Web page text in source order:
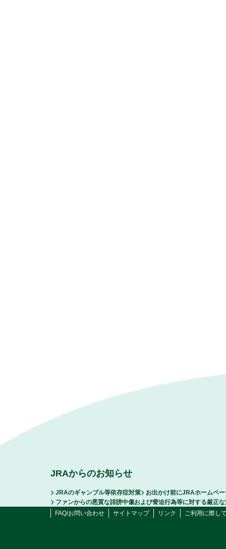
JRAからのお知らせ
JRAのギャンブル等依存症対策
お出かけ前にJRAホームペ
ファンからの悪質な誹謗中傷および脅迫行為等に対する厳正
FAQ/お問い合わせ
サイトマップ リンク ご利用に際し